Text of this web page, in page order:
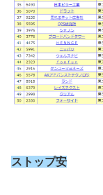
ストップ安